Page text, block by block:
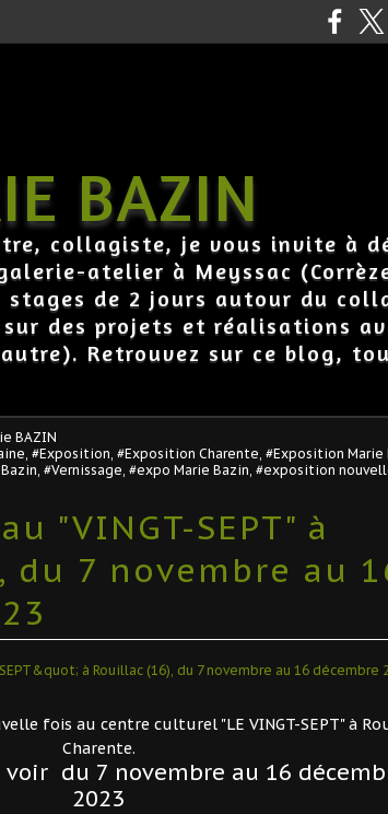
BAZIN
collagiste, je vous invite à
atelier à Meyssac
stages de 2 jours autour du
des projets et réalisations
Retrouvez sur ce blog,
BAZIN
, #Exposition, #Exposition Charente, #Exposition Marie
, #Vernissage, #expo Marie Bazin, #exposition
"VINGT-SEPT" à
du 7 novembre au
fois au centre culturel "LE VINGT-SEPT" à
Charente.
du 7 novembre au 16
2023